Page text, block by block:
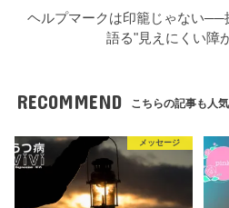
ヘルプマークは印籠じゃない──
語る"見えにくい障
RECOMMEND こちらの記事も人気
メッセージ